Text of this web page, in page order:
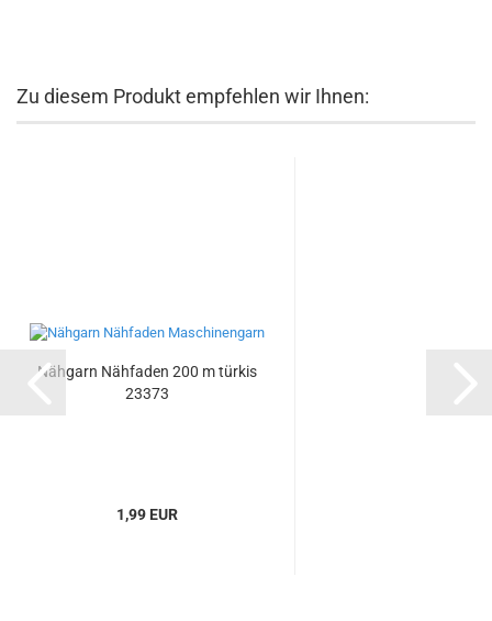
Zu diesem Produkt empfehlen wir Ihnen:
Nähgarn Nähfaden 200 m türkis
23373
1,99 EUR